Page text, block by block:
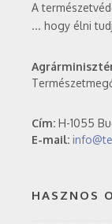
A
... hogy élni
Cím: H-1055
E-mail:
HASZNOS